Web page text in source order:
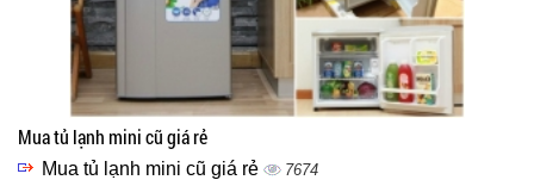
Mua tủ lạnh mini cũ giá rẻ
Mua tủ lạnh mini cũ giá rẻ 7674